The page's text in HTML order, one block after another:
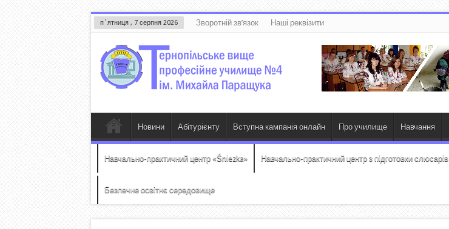
п`ятниця , 7 серпня 2026 Зворотній зв’язок Наші реквізити
Новини Абітурієнту Вступна кампанія онлайн Про училище Навчання
Навчально-практичний центр «Śniezka» Навчально-практичний центр з підготовки слюсарів
Безпечне освітнє середовище